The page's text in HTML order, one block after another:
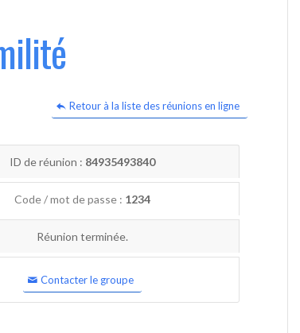
Retour à la liste des réunions en ligne
ID de réunion : 84935493840
Code / mot de passe : 1234
Réunion terminée.
Contacter le groupe